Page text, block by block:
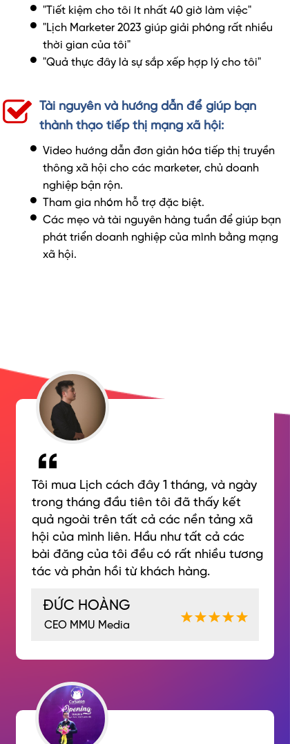
Video hướng dẫn đơn giản hóa tiếp thị truyền
thông xã hội cho các marketer, chủ doanh
nghiệp bận rộn.
Tham gia nhóm hỗ trợ đặc biệt.
Các mẹo và tài nguyên hàng tuần để giúp bạn
phát triển doanh nghiệp của mình bằng mạng
xã hội.
Tài nguyên và hướng dẫn để giúp bạn
thành thạo tiếp thị mạng xã hội:
"Tiết kiệm cho tôi ít nhất 40 giờ làm việc"
"Lịch Marketer 2023 giúp giải phóng rất nhiều
thời gian của tôi"
"Quả thực đây là sự sắp xếp hợp lý cho tôi"
Tôi mua Lịch cách đây 1 tháng, và ngày
trong tháng đầu tiên tôi đã thấy kết
quả ngoài trên tất cả các nền tảng xã
hội của mình liên. Hầu như tất cả các
bài đăng của tôi đều có rất nhiều tương
tác và phản hồi từ khách hàng.
ĐỨC HOÀNG
CEO MMU Media